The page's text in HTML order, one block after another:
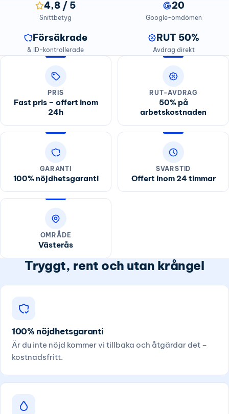
4,8 / 5
Snittbetyg
20
Google-omdömen
Försäkrade
& ID-kontrollerade
RUT 50%
Avdrag direkt
PRIS
Fast pris – offert inom
24h
RUT-AVDRAG
50% på
arbetskostnaden
GARANTI
100% nöjdhetsgaranti
SVARSTID
Offert inom 24 timmar
OMRÅDE
Västerås
Tryggt, rent och utan krångel
100% nöjdhetsgaranti
Är du inte nöjd kommer vi tillbaka och åtgärdar det –
kostnadsfritt.